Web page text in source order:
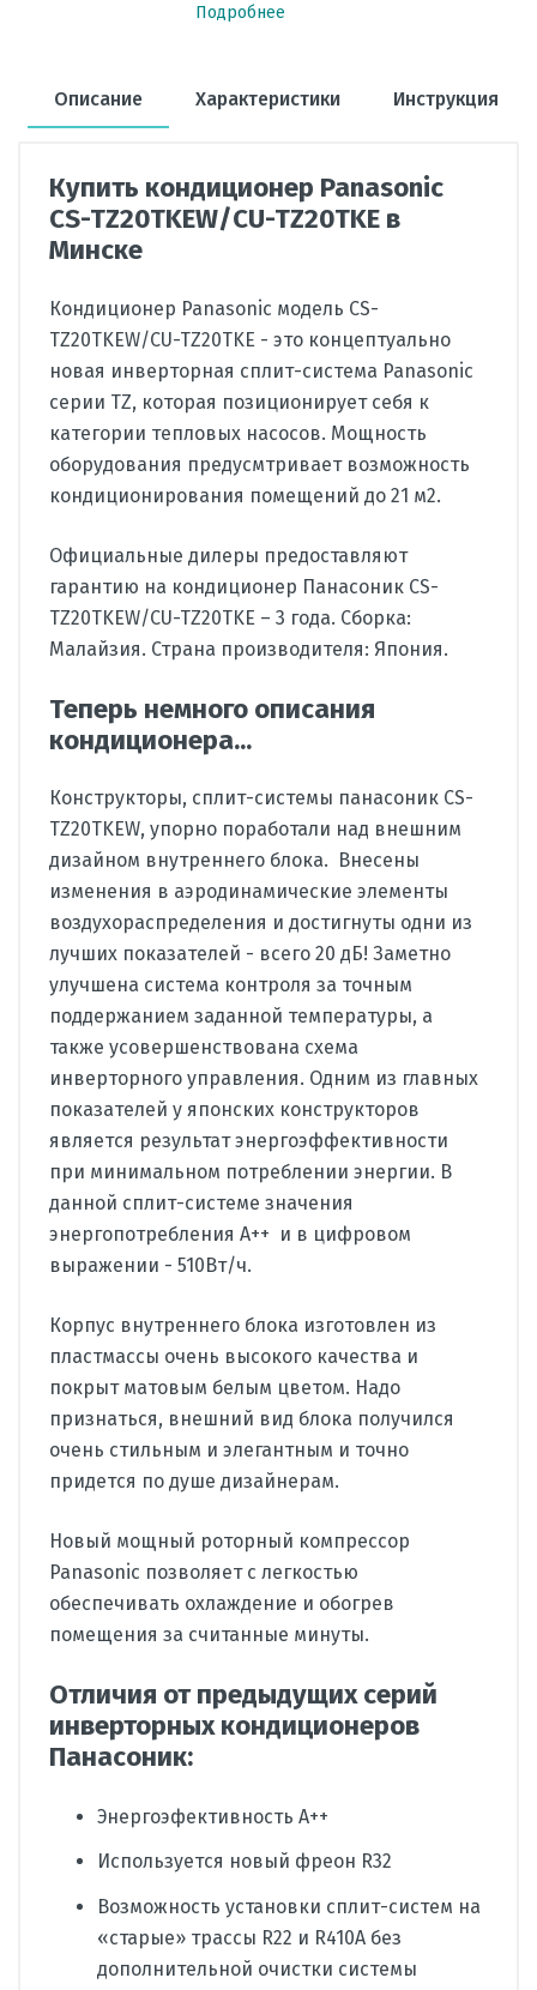
Подробнее
Описание Характеристики Инструкция
Купить кондиционер Panasonic
CS-TZ20TKEW/CU-TZ20TKE в
Минске
Кондиционер Panasonic модель CS-
TZ20TKEW/CU-TZ20TKE - это концептуально
новая инверторная сплит-система Panasonic
серии TZ, которая позиционирует себя к
категории тепловых насосов. Мощность
оборудования предусмтривает возможность
кондиционирования помещений до 21 м2.
Официальные дилеры предоставляют
гарантию на кондиционер Панасоник CS-
TZ20TKEW/CU-TZ20TKE – 3 года. Сборка:
Малайзия. Страна производителя: Япония.
Теперь немного описания
кондиционера...
Конструкторы, сплит-системы панасоник CS-
TZ20TKEW, упорно поработали над внешним
дизайном внутреннего блока. Внесены
изменения в аэродинамические элементы
воздухораспределения и достигнуты одни из
лучших показателей - всего 20 дБ! Заметно
улучшена система контроля за точным
поддержанием заданной температуры, а
также усовершенствована схема
инверторного управления. Одним из главных
показателей у японских конструкторов
является результат энергоэффективности
при минимальном потреблении энергии. В
данной сплит-системе значения
энергопотребления А++ и в цифровом
выражении - 510Вт/ч.
Корпус внутреннего блока изготовлен из
пластмассы очень высокого качества и
покрыт матовым белым цветом. Надо
признаться, внешний вид блока получился
очень стильным и элегантным и точно
придется по душе дизайнерам.
Новый мощный роторный компрессор
Panasonic позволяет с легкостью
обеспечивать охлаждение и обогрев
помещения за считанные минуты.
Отличия от предыдущих серий
инверторных кондиционеров
Панасоник:
Энергоэфективность А++
Используется новый фреон R32
Возможность установки сплит-систем на
«старые» трассы R22 и R410A без
дополнительной очистки системы